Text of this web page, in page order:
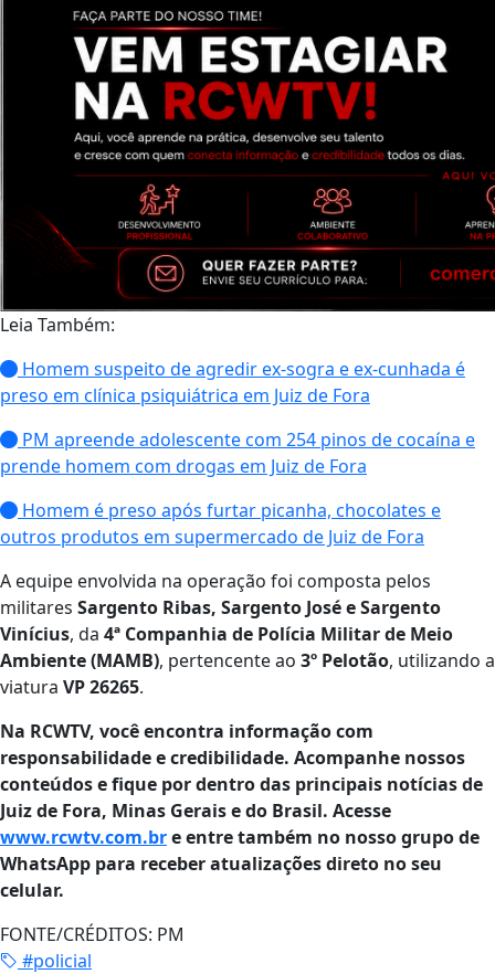
Leia Também:
Homem suspeito de agredir ex-sogra e ex-cunhada é
preso em clínica psiquiátrica em Juiz de Fora
PM apreende adolescente com 254 pinos de cocaína e
prende homem com drogas em Juiz de Fora
Homem é preso após furtar picanha, chocolates e
outros produtos em supermercado de Juiz de Fora
A equipe envolvida na operação foi composta pelos
militares Sargento Ribas, Sargento José e Sargento
Vinícius, da 4ª Companhia de Polícia Militar de Meio
Ambiente (MAMB), pertencente ao 3º Pelotão, utilizando a
viatura VP 26265.
Na RCWTV, você encontra informação com
responsabilidade e credibilidade. Acompanhe nossos
conteúdos e fique por dentro das principais notícias de
Juiz de Fora, Minas Gerais e do Brasil. Acesse
www.rcwtv.com.bre entre também no nosso grupo de
WhatsApp para receber atualizações direto no seu
celular.
FONTE/CRÉDITOS: PM
#policial